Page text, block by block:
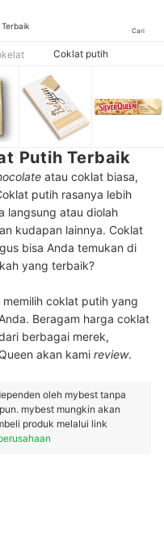
Cari
Coklat putih
Putih Terbaik
atau coklat biasa,
putih rasanya lebih
langsung atau diolah
kudapan lainnya. Coklat
bisa Anda temukan di
yang terbaik?
coklat putih yang
Beragam harga coklat
berbagai merek,
akan kami review.
oleh mybest tanpa
mybest mungkin akan
produk melalui link